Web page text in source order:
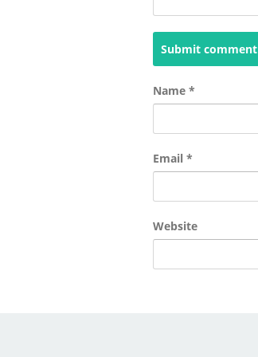
Submit comment
Name *
Email *
Website